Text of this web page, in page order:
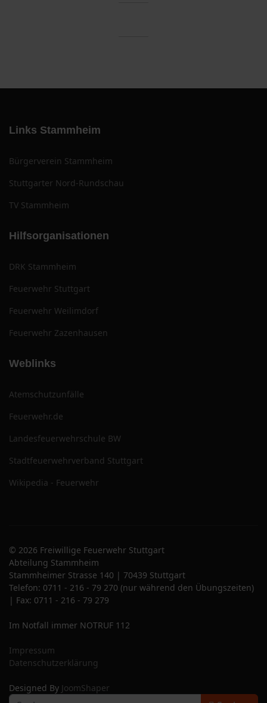
Links Stammheim
Bürgerverein Stammheim
Stuttgarter Nord-Rundschau
TV Stammheim
Hilfsorganisationen
DRK Stammheim
Feuerwehr Stuttgart
Feuerwehr Weilimdorf
Feuerwehr Zazenhausen
Weblinks
Atemschutzunfälle
Feuerwehr.de
Landesfeuerwehrschule BW
Stadtfeuerwehrverband Stuttgart
Wikipedia - Feuerwehr
© 2026 Freiwillige Feuerwehr Stuttgart
Abteilung Stammheim
Stammheimer Strasse 140 | 70439 Stuttgart
Telefon: 0711 - 216 - 79 270 (nur während den Übungszeiten)
| Fax: 0711 - 216 - 79 279
Im Notfall immer NOTRUF 112
Impressum
Datenschutzerklärung
Designed By JoomShaper